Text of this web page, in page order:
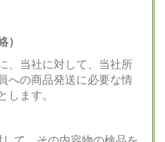
）
、当社に対して、当社所
への商品発送に必要な情
します。